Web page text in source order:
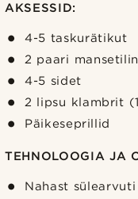
AKSESSID:
4-5 taskurätikut
2 paari
4-5 sidet
2 lipsu klambrit
Päikeseprillid
TEHNOLOOGIA JA
Nahast